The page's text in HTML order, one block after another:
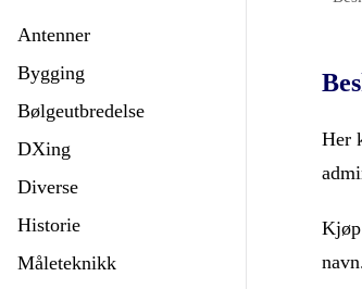
Her
Kjøp
Antenner
Bygging
Bølgeutbredelse
DXing
Diverse
Historie
Måleteknikk